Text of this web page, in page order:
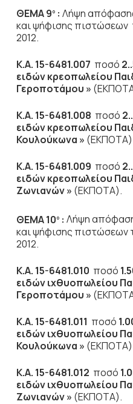
ΘΕΜΑ 9ο: Λήψη
και ψήφισης πιστώσεων
2012.
Κ.Α. 15-6481.007 ποσό
ειδών κρεοπωλείου
Γεροποτάμου »
Κ.Α. 15-6481.008 ποσό
ειδών κρεοπωλείου
Κουλούκωνα »
Κ.Α. 15-6481.009 ποσό
ειδών κρεοπωλείου
Ζωνιανών » (ΕΚΠΟΤΑ).
ΘΕΜΑ 10ο: Λήψη
και ψήφισης πιστώσεων
2012.
Κ.Α. 15-6481.010 ποσό
ειδών ιχθυοπωλείου
Γεροποτάμου »
Κ.Α. 15-6481.011 ποσό
ειδών ιχθυοπωλείου
Κουλούκωνα »
Κ.Α. 15-6481.012 ποσό
ειδών ιχθυοπωλείου
Ζωνιανών » (ΕΚΠΟΤΑ).